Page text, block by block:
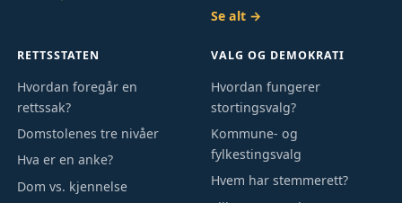
Se alt →
RETTSSTATEN
Hvordan foregår en
rettssak?
Domstolenes tre nivåer
Hva er en anke?
Dom vs. kjennelse
VALG OG DEMOKRATI
Hvordan fungerer
stortingsvalg?
Kommune- og
fylkestingsvalg
Hvem har stemmerett?